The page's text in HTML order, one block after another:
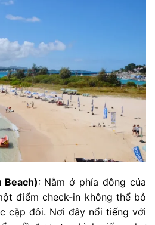
Beach): Nằm ở phía đông của
điểm check-in không thể bỏ
cặp đôi. Nơi đây nổi tiếng với